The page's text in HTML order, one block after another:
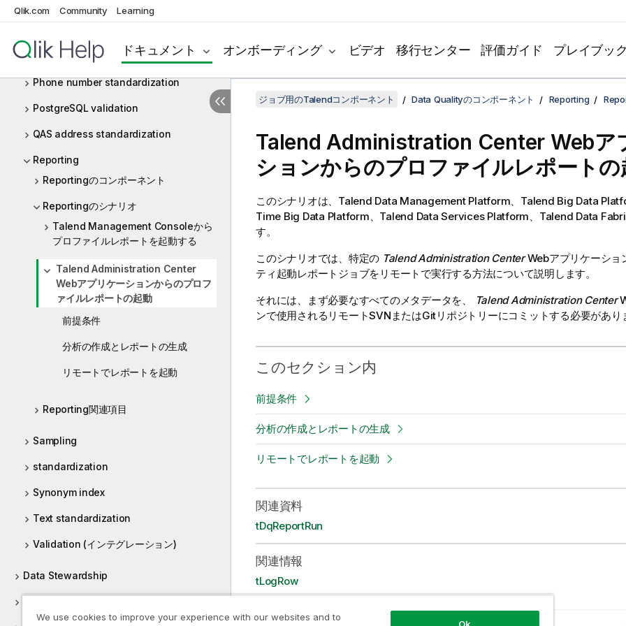
Qlik.com Community Learning
ドキュメント オンボーディング ビデオ 移行センター 評価ガイド プレイブッ
Pattern validation
Phone number standardization
PostgreSQL validation
QAS address standardization
Reporting
Reportingのコンポーネント
Reportingのシナリオ
Talend Management Consoleから
プロファイルレポートを起動する
Talend Administration Center
Webアプリケーションからのプロフ
ァイルレポートの起動
前提条件
分析の作成とレポートの生成
リモートでレポートを起動
Reporting関連項目
Sampling
standardization
Synonym index
Text standardization
Validation (インテグレーション)
Data Stewardship
ジョブ用のTalendコンポーネント Data Qualityのコンポーネント Reporting
Talend Administration Center Webア
ションからのプロファイルレポートの
このシナリオは、 Talend Data Management Platform、 Talend Big Data
Time Big Data Platform、 Talend Data Services Platform、 Talend Data
す。
このシナリオでは、特定の Talend Administration Center Webアプリケーショ
ティ起動レポートジョブをリモートで実行する方法について説明します。
それには、まず必要なすべてのメタデータを、
Talend Administration Center
ンで使用されるリモートSVNまたはGitリポジトリーにコミットする必要があり
このセクション内
前提条件
分析の作成とレポートの生成
リモートでレポートを起動
関連資料
tDqReportRun
関連情報
tLogRow
We use cookies to improve your experience with our websites and to